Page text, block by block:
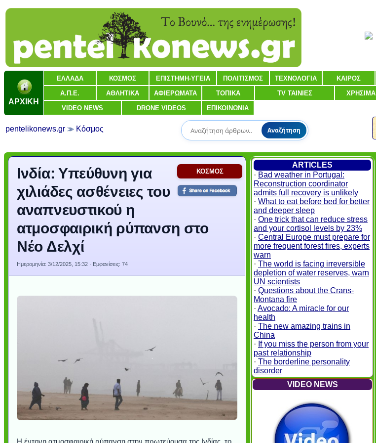
ΑΡΧΙΚΗ
ΕΛΛΑΔΑ ΚΟΣΜΟΣ ΕΠΙΣΤΗΜΗ-ΥΓΕΙΑ ΠΟΛΙΤΙΣΜΟΣ ΤΕΧΝΟΛΟΓΙΑ ΚΑΙΡΟΣ
Α.Π.Ε. ΑΘΛΗΤΙΚΑ ΑΦΙΕΡΩΜΑΤΑ ΤΟΠΙΚΑ TV ΤΑΙΝΙΕΣ ΧΡΗΣΙΜΑ
VIDEO NEWS DRONE VIDEOS ΕΠΙΚΟΙΝΩΝΙΑ
pentelikonews.gr Κόσμος Αναζήτηση
ΚΟΣΜΟΣ
Ινδία: Υπεύθυνη για
χιλιάδες ασθένειες του
αναπνευστικού η
ατμοσφαιρική ρύπανση στο
Νέο Δελχί
Ημερομηνία: 3/12/2025, 15:32 · Εμφανίσεις: 74
ARTICLES
· Bad weather in Portugal:
Reconstruction coordinator
admits full recovery is unlikely
· What to eat before bed for better
and deeper sleep
· One trick that can reduce stress
and your cortisol levels by 23%
· Central Europe must prepare for
more frequent forest fires, experts
warn
· The world is facing irreversible
depletion of water reserves, warn
UN scientists
· Questions about the Crans-
Montana fire
· Avocado: A miracle for our
health
· The new amazing trains in
China
· If you miss the person from your
past relationship
· The borderline personality
disorder
VIDEO NEWS